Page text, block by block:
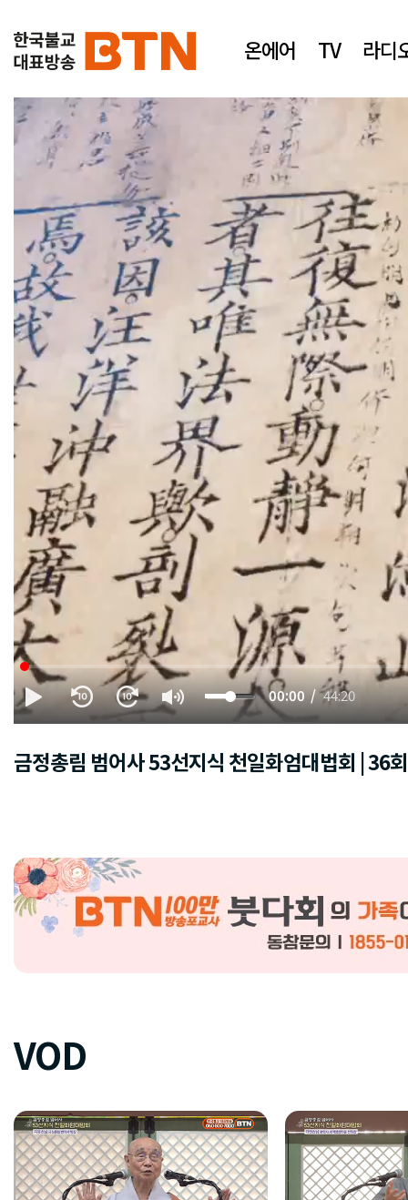
온에어 TV 라디
00:00 44:20
금정총림 범어사 53선지식 천일화엄대법회 | 36